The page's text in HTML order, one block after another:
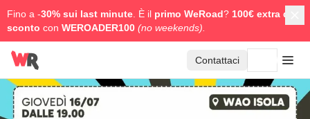
Fino a -30% sui last minute . È il primo WeRoad? 100€ extra di
sconto con WEROADER100 (no weekends).
Contattaci